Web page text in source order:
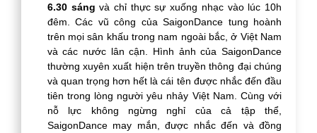
6.30 sáng và chỉ thực sự xuống nhạc vào lúc 10h
đêm. Các vũ công của SaigonDance tung hoành
trên mọi sân khấu trong nam ngoài bắc, ở Việt Nam
và các nước lân cận. Hình ảnh của SaigonDance
thường xuyên xuất hiện trên truyền thông đại chúng
và quan trọng hơn hết là cái tên được nhắc đến đầu
tiên trong lòng người yêu nhảy Việt Nam. Cùng với
nỗ lực không ngừng nghỉ của cả tập thể,
SaigonDance may mắn, được nhắc đến và đồng